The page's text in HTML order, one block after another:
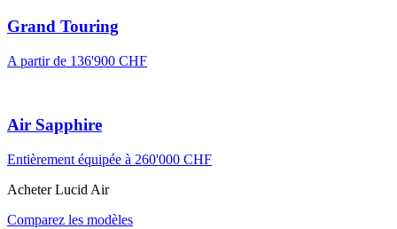
Grand Touring
A partir de 136'900 CHF
Air Sapphire
Entièrement équipée à 260'000 CHF
Acheter Lucid Air
Comparez les modèles